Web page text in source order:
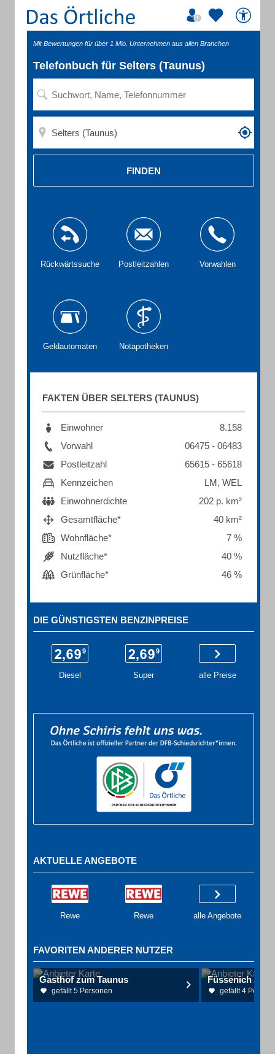
Mit Bewertungen für über 1 Mio. Unternehmen aus allen Branchen
Telefonbuch für Selters (Taunus)
FINDEN
Rückwärtssuche Postleitzahlen Vorwahlen
Geldautomaten Notapotheken
FAKTEN ÜBER SELTERS (TAUNUS)
Einwohner
8.158
Vorwahl
06475 - 06483
Postleitzahl
65615 - 65618
Kennzeichen
LM, WEL
Einwohnerdichte
202 p. km²
Gesamtfläche*
40 km²
Wohnfläche*
7 %
Nutzfläche*
40 %
Grünfläche*
46 %
DIE GÜNSTIGSTEN BENZINPREISE
Diesel Super alle Preise
AKTUELLE ANGEBOTE
Rewe Rewe alle Angebote
FAVORITEN ANDERER NUTZER
Gasthof zum Taunus
gefällt 5 Personen
Füssenich Alice
gefällt 4